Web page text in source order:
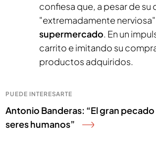
confiesa que, a pesar de su
"extremadamente
supermercado. En un
carrito e imitando su
productos adquiridos.
PUEDE INTERESARTE
Antonio Banderas: “El gran
seres humanos”